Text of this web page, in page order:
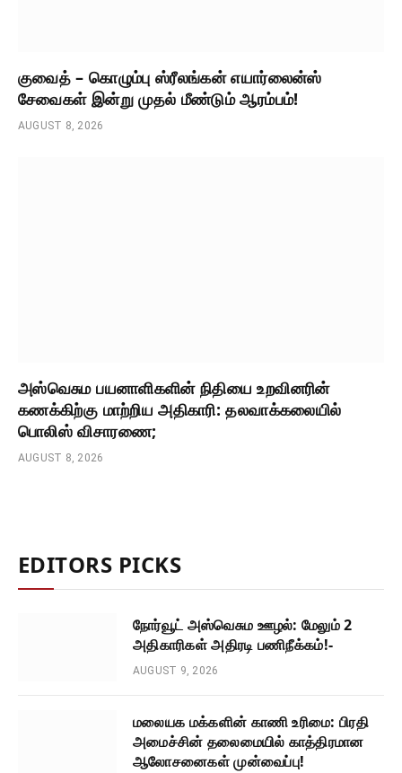
குவைத் – கொழும்பு ஸ்ரீலங்கன் எயார்லைன்ஸ்
சேவைகள் இன்று முதல் மீண்டும் ஆரம்பம்!
AUGUST 8, 2026
அஸ்வெசும பயனாளிகளின் நிதியை உறவினரின்
கணக்கிற்கு மாற்றிய அதிகாரி: தலவாக்கலையில்
பொலிஸ் விசாரணை;
AUGUST 8, 2026
EDITORS PICKS
நோர்வூட் அஸ்வெசும ஊழல்: மேலும் 2
அதிகாரிகள் அதிரடி பணிநீக்கம்!-
AUGUST 9, 2026
மலையக மக்களின் காணி உரிமை: பிரதி
அமைச்சின் தலைமையில் காத்திரமான
ஆலோசனைகள் முன்வைப்பு!